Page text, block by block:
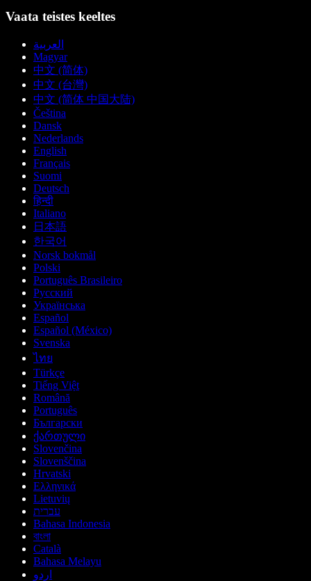
Vaata teistes keeltes
العربية
Magyar
中文 (简体)
中文 (台灣)
中文 (简体 中国大陆)
Čeština
Dansk
Nederlands
English
Français
Suomi
Deutsch
हिन्दी
Italiano
日本語
한국어
Norsk bokmål
Polski
Português Brasileiro
Русский
Українська
Español
Español (México)
Svenska
ไทย
Türkçe
Tiếng Việt
Română
Português
Български
ქართული
Slovenčina
Slovenščina
Hrvatski
Ελληνικά
Lietuvių
עברית
Bahasa Indonesia
বাংলা
Català
Bahasa Melayu
اردو